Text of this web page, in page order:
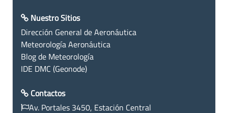
Nuestro Sitios
Dirección General de Aeronáutica
Meteorología Aeronáutica
Blog de Meteorología
IDE DMC (Geonode)
Contactos
Av. Portales 3450, Estación Central